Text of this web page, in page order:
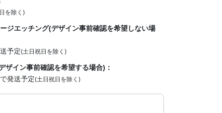
を除く)
ジエッチング(デザイン事前確認を希望しない場
予定(土日祝日を除く)
ザイン事前確認を希望する場合)：
発送予定(土日祝日を除く)